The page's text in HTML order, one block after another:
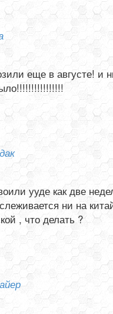
еще в августе! и
ууде как две
ни на
, что делать ?